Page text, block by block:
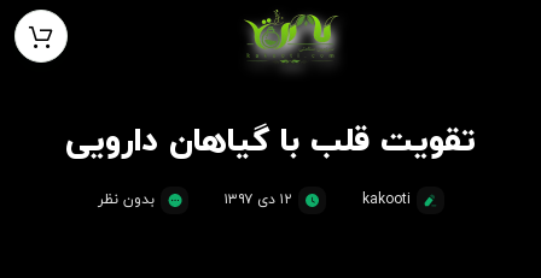
تقویت قلب با گیاهان دارویی
kakooti ۱۲ دی ۱۳۹۷ بدون نظر